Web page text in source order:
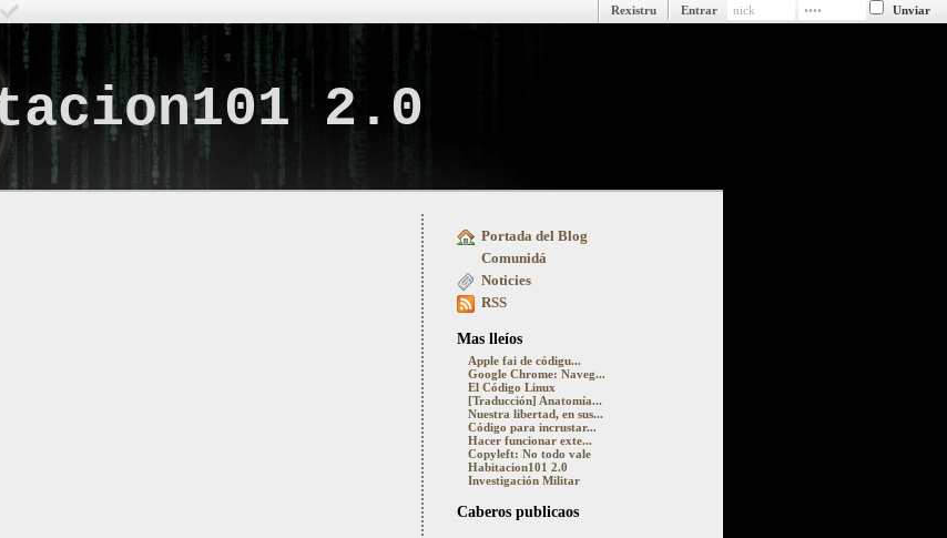
Entrar
Rexistru
2.0
Lo que pasa detrás y delantre la pantalla
Portada del Blog
Comunidá
Noticies
RSS
Mas lleíos
Apple fai de códigu...
Google Chrome: Naveg...
El Código Linux
[Traducción] Anatomía...
Nuestra libertad, en sus...
Código para incrustar...
Hacer funcionar exte...
Copyleft: No todo vale
Habitacion101 2.0
Investigación Militar
Caberos publicaos